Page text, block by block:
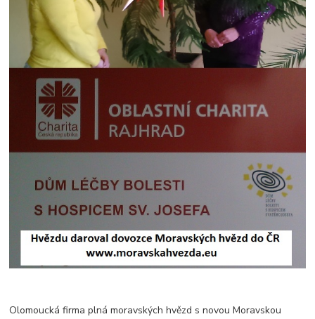
Olomoucká firma plná moravských hvězd s novou Moravskou